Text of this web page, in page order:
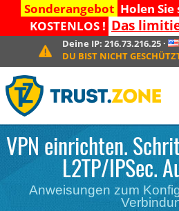
Sonderangebot Holen Sie
KOSTENLOS ! Das
Deine IP:216.73.216.25 ·
DU BIST NICHT
VPN einrichten.
L2TP/IPSec.
Anweisungen zum